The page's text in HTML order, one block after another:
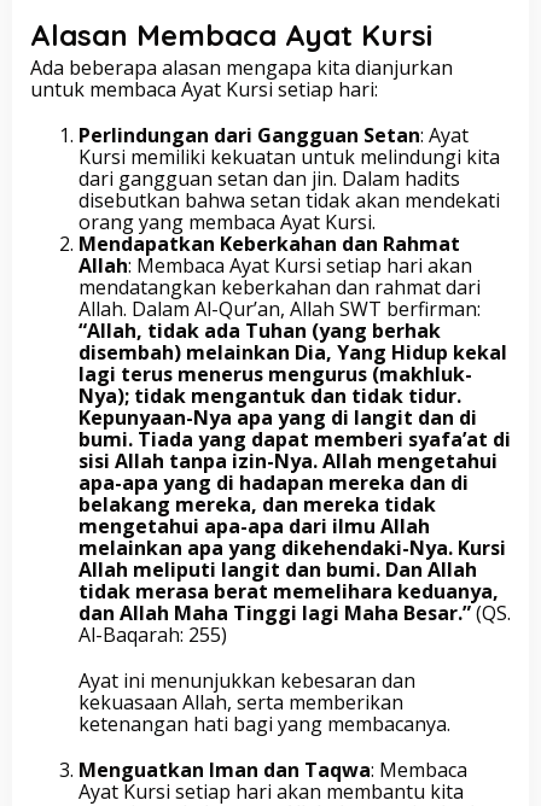
Alasan Membaca Ayat Kursi
Ada beberapa alasan mengapa kita dianjurkan
untuk membaca Ayat Kursi setiap hari:
Perlindungan dari Gangguan Setan: Ayat
Kursi memiliki kekuatan untuk melindungi kita
dari gangguan setan dan jin. Dalam hadits
disebutkan bahwa setan tidak akan mendekati
orang yang membaca Ayat Kursi.
Mendapatkan Keberkahan dan Rahmat
Allah: Membaca Ayat Kursi setiap hari akan
mendatangkan keberkahan dan rahmat dari
Allah. Dalam Al-Qur’an, Allah SWT berfirman:
“Allah, tidak ada Tuhan (yang berhak
disembah) melainkan Dia, Yang Hidup kekal
lagi terus menerus mengurus (makhluk-
Nya); tidak mengantuk dan tidak tidur.
Kepunyaan-Nya apa yang di langit dan di
bumi. Tiada yang dapat memberi syafa’at di
sisi Allah tanpa izin-Nya. Allah mengetahui
apa-apa yang di hadapan mereka dan di
belakang mereka, dan mereka tidak
mengetahui apa-apa dari ilmu Allah
melainkan apa yang dikehendaki-Nya. Kursi
Allah meliputi langit dan bumi. Dan Allah
tidak merasa berat memelihara keduanya,
dan Allah Maha Tinggi lagi Maha Besar.”(QS.
Al-Baqarah: 255)
Ayat ini menunjukkan kebesaran dan
kekuasaan Allah, serta memberikan
ketenangan hati bagi yang membacanya.
Menguatkan Iman dan Taqwa: Membaca
Ayat Kursi setiap hari akan membantu kita